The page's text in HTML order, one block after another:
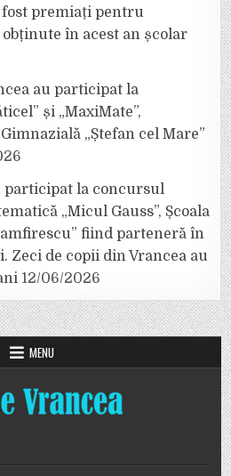
fost premiați pentru
în acest an școlar
au participat la
și „MaxiMate”,
„Ștefan cel Mare”
participat la concursul
„Micul Gauss”, Școala
fiind parteneră în
Zeci de copii din Vrancea au
12/06/2026
MENU